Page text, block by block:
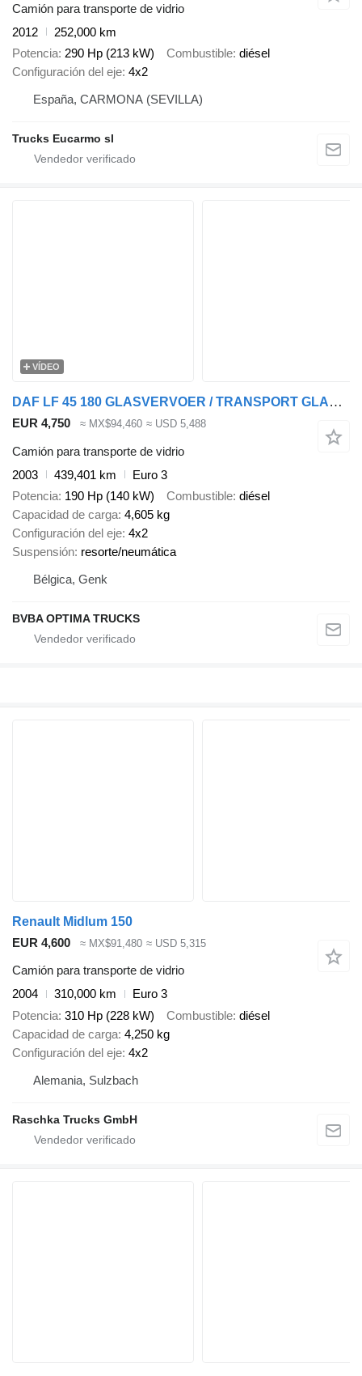
Camión para transporte de vidrio
2012
252,000 km
Potencia 290 Hp (213 kW) Combustible diésel
Configuración del eje 4x2
España, CARMONA (SEVILLA)
Trucks Eucarmo sl
VÍDEO
DAF LF 45 180 GLASVERVOER / TRANSPORT GLAS -GLASS - VERRE
EUR 4,750 ≈ MX$94,460 ≈ USD 5,488
Camión para transporte de vidrio
2003
439,401 km
Euro 3
Potencia 190 Hp (140 kW) Combustible diésel
Capacidad de carga 4,605 kg
Configuración del eje 4x2
Suspensión resorte/neumática
Bélgica, Genk
BVBA OPTIMA TRUCKS
Renault Midlum 150
EUR 4,600
≈ MX$91,480 ≈ USD 5,315
Camión para transporte de vidrio
2004
310,000 km
Euro 3
Potencia 310 Hp (228 kW) Combustible diésel
Capacidad de carga 4,250 kg
Configuración del eje 4x2
Alemania, Sulzbach
Raschka Trucks GmbH